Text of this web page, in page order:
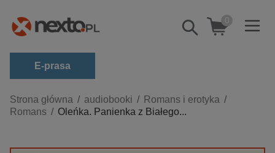
Pokaż/schowaj
wyszukiwarkę
0
E-prasa
Kategorie
Zobacz wszystkie E-prasa
budownictwo, aranżacja wnętrz
Strona główna audiobooki
Romans i erotyka
Romans
Oleńka. Panienka z Białego...